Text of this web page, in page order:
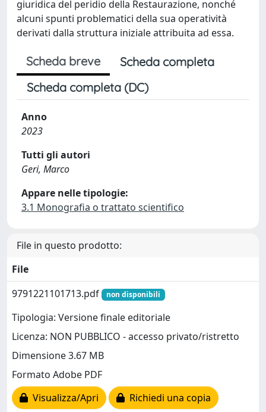
giuridica del peridio della Restaurazione, nonché
alcuni spunti problematici della sua operatività
derivati dalla struttura iniziale attribuita ad essa.
Scheda breve
Scheda completa
Scheda completa (DC)
Anno
2023
Tutti gli autori
Geri, Marco
Appare nelle tipologie:
3.1 Monografia o trattato scientifico
File in questo prodotto:
File
9791221101713.pdf
non disponibili
Tipologia: Versione finale editoriale
Licenza: NON PUBBLICO - accesso privato/ristretto
Dimensione 3.67 MB
Formato Adobe PDF
Visualizza/Apri
Richiedi una copia